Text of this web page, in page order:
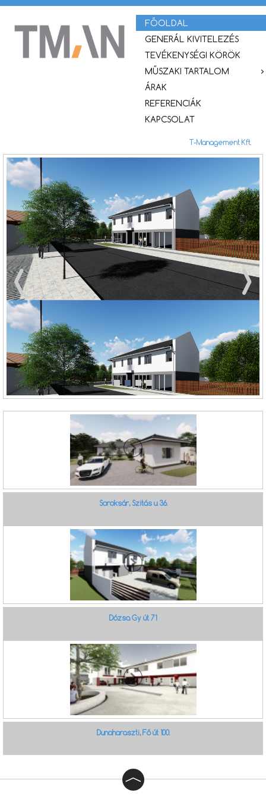
FŐOLDAL
GENERÁL KIVITELEZÉS
TEVÉKENYSÉGI KÖRÖK
MŰSZAKI TARTALOM
ÁRAK
REFERENCIÁK
KAPCSOLAT
T-Management Kft.
Soroksár, Szitás u. 36.
Dózsa Gy út 71
Dunaharaszti, Fő út 100.